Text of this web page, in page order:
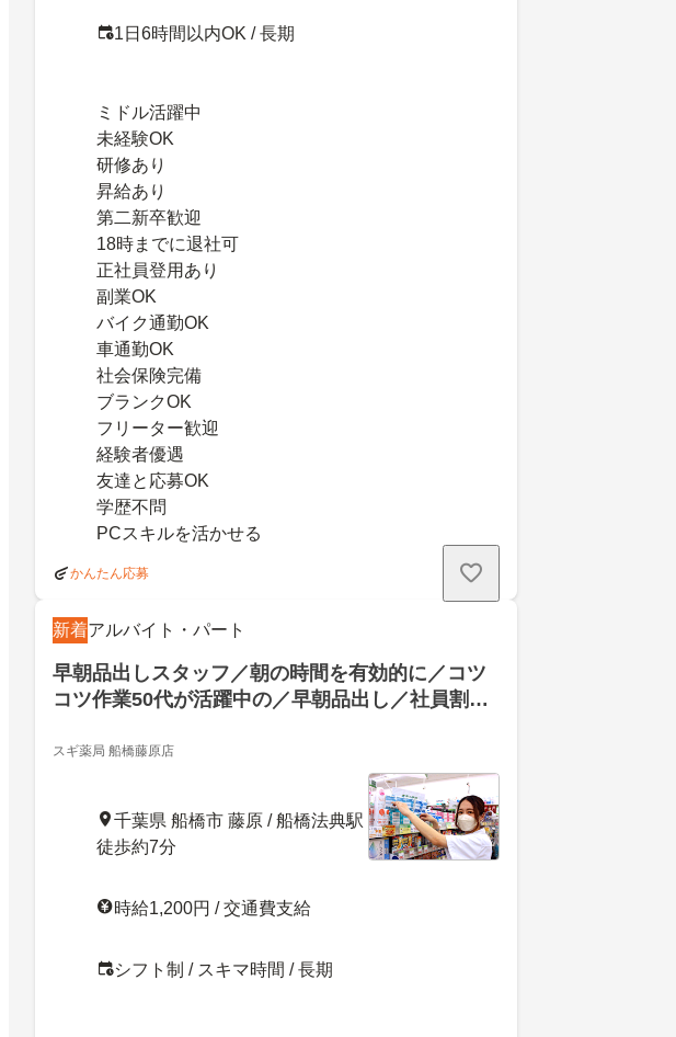
1日6時間以内OK / 長期
ミドル活躍中
未経験OK
研修あり
昇給あり
第二新卒歓迎
18時までに退社可
正社員登用あり
副業OK
バイク通勤OK
車通勤OK
社会保険完備
ブランクOK
フリーター歓迎
経験者優遇
友達と応募OK
学歴不問
PCスキルを活かせる
かんたん応募
新着アルバイト・パート
早朝品出しスタッフ／朝の時間を有効的に／コツ
コツ作業50代が活躍中の／早朝品出し／社員割引
スギ薬局 船橋藤原店
千葉県 船橋市 藤原 / 船橋法典駅
徒歩約7分
時給1,200円 / 交通費支給
シフト制 / スキマ時間 / 長期